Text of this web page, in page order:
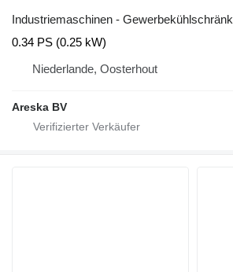
Industriemaschinen - Gewerbekühlschränk
0.34 PS (0.25 kW)
Niederlande, Oosterhout
Areska BV